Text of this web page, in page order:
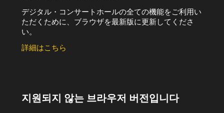
デジタル・コンサートホールの全ての機能をご利用い
ただくために、ブラウザを最新版に更新してくださ
い。
詳細はこちら
지원되지 않는 브라우저 버전입니다